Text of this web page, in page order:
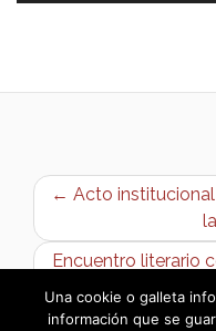
← Acto
Encuentro literario
Una cookie o galleta
información que se